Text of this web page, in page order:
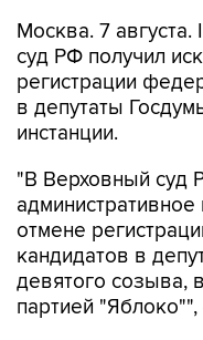
Москва. 7 августа.
суд РФ получил
регистрации
в депутаты
инстанции.
"В Верховный суд
отмене
кандидатов в
девятого созыва,
партией